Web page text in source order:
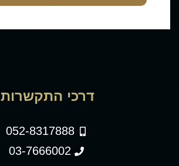
דרכי התקשרות
052-8317888
03-7666002